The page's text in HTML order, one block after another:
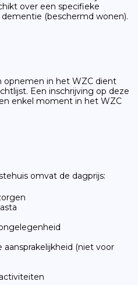
over een specifieke
(beschermd wonen).
in het WZC dient
Een inschrijving op deze
enkel moment in het WZC
omvat de dagprijs:
(niet voor